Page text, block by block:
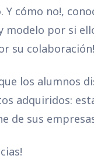
Y cómo no!,
modelo por si
su colaboración!
los alumnos
adquiridos:
de sus